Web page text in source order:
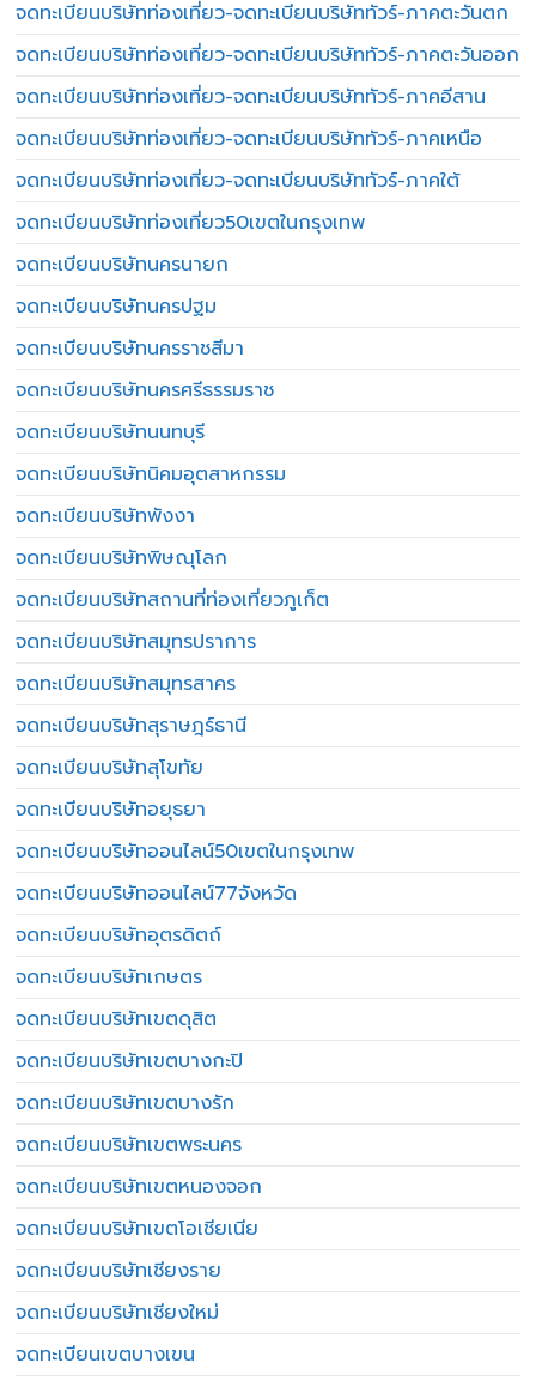
จดทะเบียนบริษัทท่องเที่ยว-จดทะเบียนบริษัททัวร์-ภาคตะวันตก
จดทะเบียนบริษัทท่องเที่ยว-จดทะเบียนบริษัททัวร์-ภาคตะวันออก
จดทะเบียนบริษัทท่องเที่ยว-จดทะเบียนบริษัททัวร์-ภาคอีสาน
จดทะเบียนบริษัทท่องเที่ยว-จดทะเบียนบริษัททัวร์-ภาคเหนือ
จดทะเบียนบริษัทท่องเที่ยว-จดทะเบียนบริษัททัวร์-ภาคใต้
จดทะเบียนบริษัทท่องเที่ยว50เขตในกรุงเทพ
จดทะเบียนบริษัทนครนายก
จดทะเบียนบริษัทนครปฐม
จดทะเบียนบริษัทนครราชสีมา
จดทะเบียนบริษัทนครศรีธรรมราช
จดทะเบียนบริษัทนนทบุรี
จดทะเบียนบริษัทนิคมอุตสาหกรรม
จดทะเบียนบริษัทพังงา
จดทะเบียนบริษัทพิษณุโลก
จดทะเบียนบริษัทสถานที่ท่องเที่ยวภูเก็ต
จดทะเบียนบริษัทสมุทรปราการ
จดทะเบียนบริษัทสมุทรสาคร
จดทะเบียนบริษัทสุราษฎร์ธานี
จดทะเบียนบริษัทสุโขทัย
จดทะเบียนบริษัทอยุธยา
จดทะเบียนบริษัทออนไลน์50เขตในกรุงเทพ
จดทะเบียนบริษัทออนไลน์77จังหวัด
จดทะเบียนบริษัทอุตรดิตถ์
จดทะเบียนบริษัทเกษตร
จดทะเบียนบริษัทเขตดุสิต
จดทะเบียนบริษัทเขตบางกะปิ
จดทะเบียนบริษัทเขตบางรัก
จดทะเบียนบริษัทเขตพระนคร
จดทะเบียนบริษัทเขตหนองจอก
จดทะเบียนบริษัทเขตโอเชียเนีย
จดทะเบียนบริษัทเชียงราย
จดทะเบียนบริษัทเชียงใหม่
จดทะเบียนเขตบางเขน